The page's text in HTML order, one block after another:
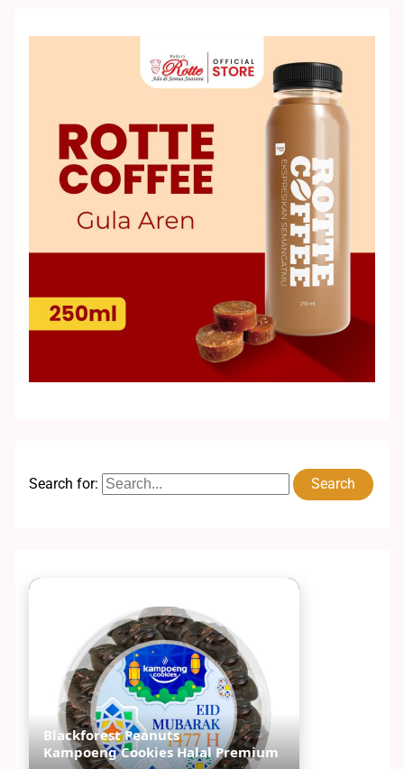
Search for:
Blackforest Peanuts
Kampoeng Cookies Halal Premium